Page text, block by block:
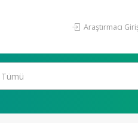
Araştırmacı